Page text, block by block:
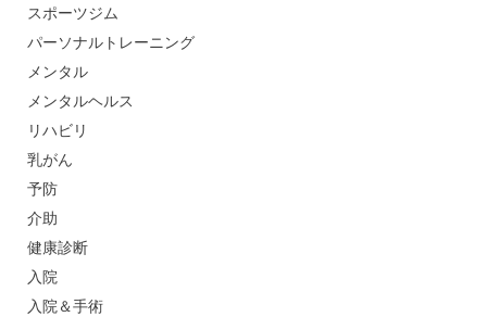
スポーツジム
パーソナルトレーニング
メンタル
メンタルヘルス
リハビリ
乳がん
予防
介助
健康診断
入院
入院＆手術